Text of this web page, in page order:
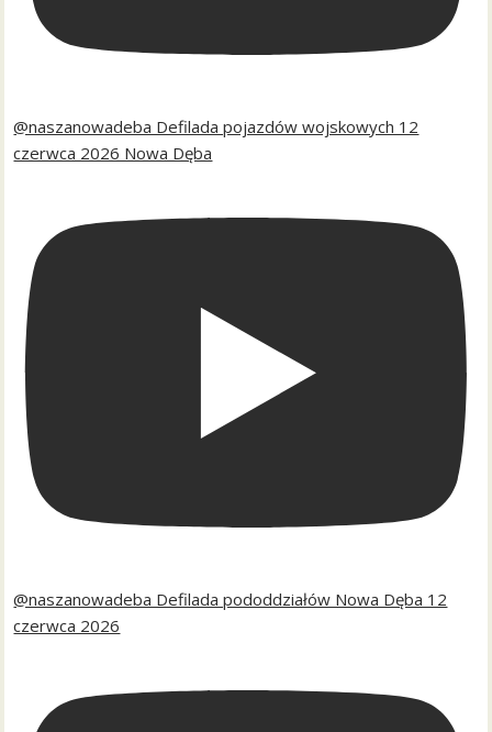
@naszanowadeba Defilada pojazdów wojskowych 12
czerwca 2026 Nowa Dęba
@naszanowadeba Defilada pododdziałów Nowa Dęba 12
czerwca 2026